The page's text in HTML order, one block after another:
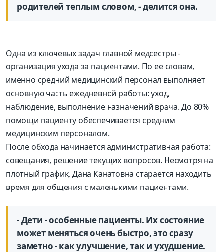
родителей теплым словом, - делится она.
Одна из ключевых задач главной медсестры -
организация ухода за пациентами. По ее словам,
именно средний медицинский персонал выполняет
основную часть ежедневной работы: уход,
наблюдение, выполнение назначений врача. До 80%
помощи пациенту обеспечивается средним
медицинским персоналом.
После обхода начинается административная работа:
совещания, решение текущих вопросов. Несмотря на
плотный график, Дана Канатовна старается находить
время для общения с маленькими пациентами.
- Дети - особенные пациенты. Их состояние
может меняться очень быстро, это сразу
заметно - как улучшение, так и ухудшение.